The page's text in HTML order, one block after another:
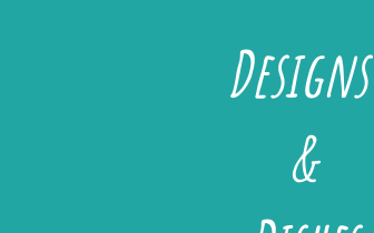
Designs
&